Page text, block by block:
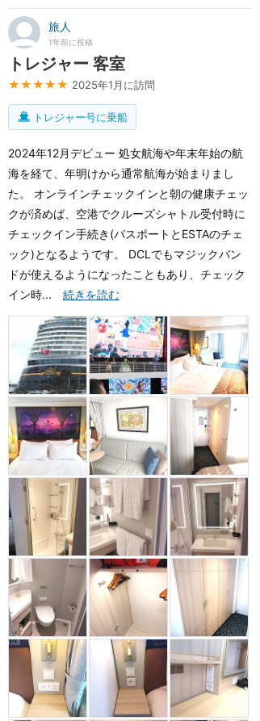
旅人
1年前に投稿
トレジャー 客室
★★★★★ 2025年1月に訪問
トレジャー号に乗船
2024年12月デビュー 処女航海や年末年始の航
海を経て、年明けから通常航海が始まりまし
た。 オンラインチェックインと朝の健康チェッ
クが済めば、空港でクルーズシャトル受付時に
チェックイン手続き(パスポートとESTAのチェ
ック)となるようです。 DCLでもマジックバン
ドが使えるようになったこともあり、チェック
イン時... 続きを読む